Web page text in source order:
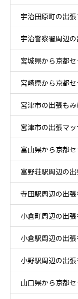
宇治田原町の出
宇治警察署周辺
宮城県から京都
宮崎県から京都
宮津市の出張も
宮津市の出張マ
富山県から京都
富野荘駅周辺の
寺田駅周辺の出
小倉町周辺の出
小倉駅周辺の出
小野駅周辺の出
山口県から京都